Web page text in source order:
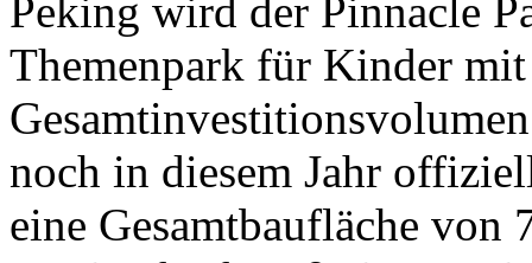
Peking wird der Pinnacle
Themenpark für Kinder
noch in diesem Jahr
eine Gesamtbaufläche von